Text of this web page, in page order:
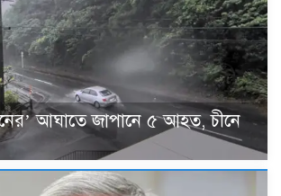
আঘাতে জাপানে ৫ আহত, চীনে